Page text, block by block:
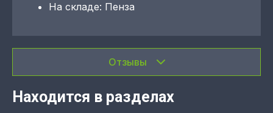
На складе: Пенза
Отзывы
Находится в разделах